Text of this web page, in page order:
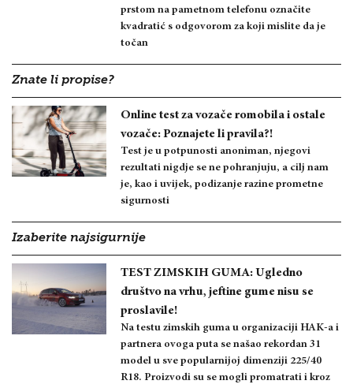
prstom na pametnom telefonu označite
kvadratić s odgovorom za koji mislite da je
točan
Znate li propise?
Online test za vozače romobila i ostale
vozače: Poznajete li pravila?!
Test je u potpunosti anoniman, njegovi
rezultati nigdje se ne pohranjuju, a cilj nam
je, kao i uvijek, podizanje razine prometne
sigurnosti
Izaberite najsigurnije
TEST ZIMSKIH GUMA: Ugledno
društvo na vrhu, jeftine gume nisu se
proslavile!
Na testu zimskih guma u organizaciji HAK-a i
partnera ovoga puta se našao rekordan 31
model u sve popularnijoj dimenziji 225/40
R18. Proizvodi su se mogli promatrati i kroz